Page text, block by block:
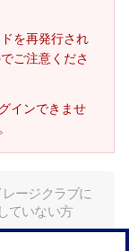
を再発行され
ご注意くださ
インできませ
ージクラブに
ていない方